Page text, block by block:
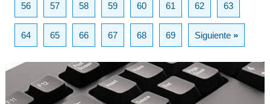
56 57 58 59 60 61 62 63
64 65 66 67 68 69 Siguiente»